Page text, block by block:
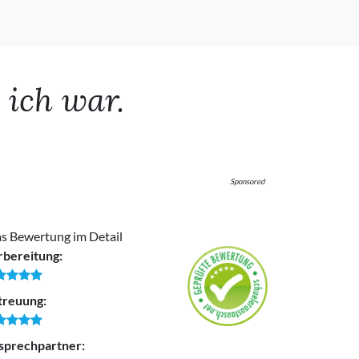
war.
Sponsored
Bewertung im Detail